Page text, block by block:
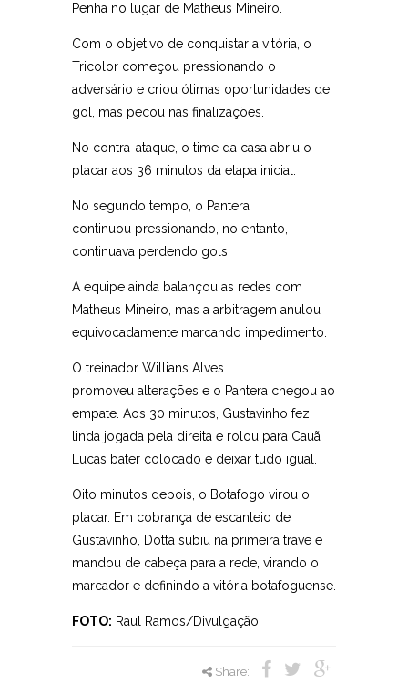
Penha no lugar de Matheus Mineiro.
Com o objetivo de conquistar a vitória, o
Tricolor começou pressionando o
adversário e criou ótimas oportunidades de
gol, mas pecou nas finalizações.
No contra-ataque, o time da casa abriu o
placar aos 36 minutos da etapa inicial.
No segundo tempo, o Pantera
continuou pressionando, no entanto,
continuava perdendo gols.
A equipe ainda balançou as redes com
Matheus Mineiro, mas a arbitragem anulou
equivocadamente marcando impedimento.
O treinador Willians Alves
promoveu alterações e o Pantera chegou ao
empate. Aos 30 minutos, Gustavinho fez
linda jogada pela direita e rolou para Cauã
Lucas bater colocado e deixar tudo igual.
Oito minutos depois, o Botafogo virou o
placar. Em cobrança de escanteio de
Gustavinho, Dotta subiu na primeira trave e
mandou de cabeça para a rede, virando o
marcador e definindo a vitória botafoguense.
FOTO: Raul Ramos/Divulgação
Share: